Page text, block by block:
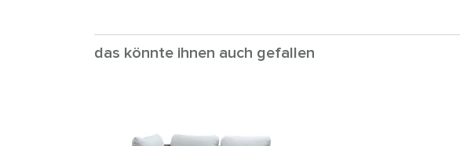
das könnte ihnen auch gefallen